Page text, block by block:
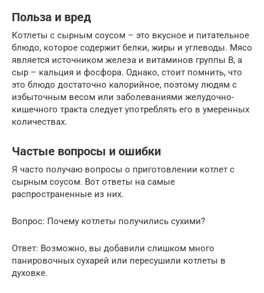
Польза и вред
Котлеты с сырным соусом – это вкусное и питательное
блюдо, которое содержит белки, жиры и углеводы. Мясо
является источником железа и витаминов группы B, а
сыр – кальция и фосфора. Однако, стоит помнить, что
это блюдо достаточно калорийное, поэтому людям с
избыточным весом или заболеваниями желудочно-
кишечного тракта следует употреблять его в умеренных
количествах.
Частые вопросы и ошибки
Я часто получаю вопросы о приготовлении котлет с
сырным соусом. Вот ответы на самые
распространенные из них.
Вопрос: Почему котлеты получились сухими?
Ответ: Возможно, вы добавили слишком много
панировочных сухарей или пересушили котлеты в
духовке.